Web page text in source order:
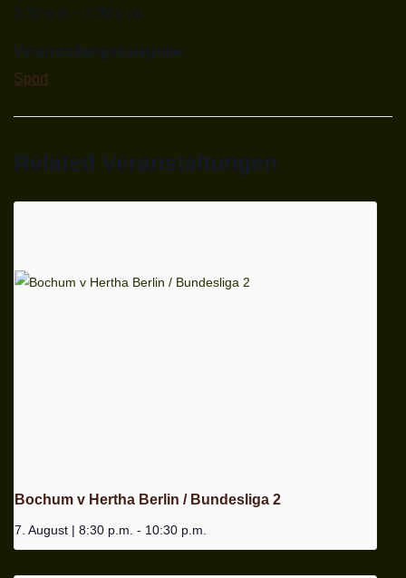
3:30 p.m. - 5:30 p.m.
Veranstaltungskategorie:
Sport
Related Veranstaltungen
Bochum v Hertha Berlin / Bundesliga 2
7. August | 8:30 p.m. - 10:30 p.m.